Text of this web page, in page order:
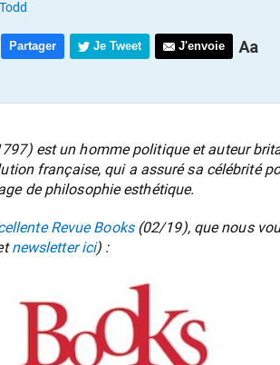
Partager Je Tweet J'envoie
est un homme politique et auteur
française, qui a assuré sa célébrité
de philosophie esthétique.
Revue Books(02/19), que nous
newsletter ici) :